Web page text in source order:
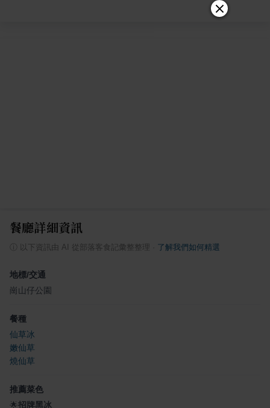
餐廳詳細資訊
以下資訊由 AI 從部落客食記彙整整理 了解我們如何精選
地標/交通
崗山仔公園
餐種
仙草冰
嫩仙草
燒仙草
推薦菜色
🌟招牌黑冰